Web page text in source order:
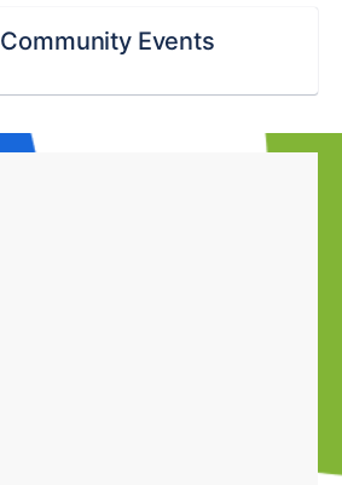
Events